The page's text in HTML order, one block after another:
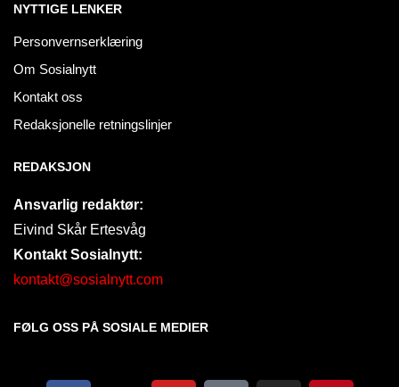
NYTTIGE LENKER
Personvernserklæring
Om Sosialnytt
Kontakt oss
Redaksjonelle retningslinjer
REDAKSJON
Ansvarlig redaktør:
Eivind Skår Ertesvåg
Kontakt Sosialnytt:
kontakt@sosialnytt.com
FØLG OSS PÅ SOSIALE MEDIER​